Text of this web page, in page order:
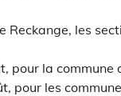
Reckange, les
pour la commune
pour les